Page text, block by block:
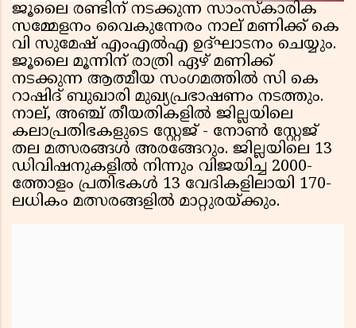
ജൂലൈ രണ്ടിന് നടക്കുന്ന സാംസ്കാരിക
സമ്മേളനം വൈകുന്നേരം നാല് മണിക്ക് കെ
വി സുമേഷ് എംഎൽഎ ഉദ്ഘാടനം ചെയ്യും.
ജൂലൈ മൂന്നിന് രാത്രി ഏഴ് മണിക്ക്
നടക്കുന്ന ആത്മീയ സംഗമത്തിൽ സി കെ
റാഷിദ് ബുഖാരി മുഖ്യപ്രഭാഷണം നടത്തും.
നാല്, അഞ്ച് തീയതികളിൽ ജില്ലയിലെ
കലാപ്രതിഭകളുടെ സ്റ്റേജ് - നോൺ സ്റ്റേജ്
തല മത്സരങ്ങൾ അരങ്ങേറും. ജില്ലയിലെ 13
ഡിവിഷനുകളിൽ നിന്നും വിജയിച്ച 2000-
ത്തോളം പ്രതിഭകൾ 13 വേദികളിലായി 170-
ലധികം മത്സരങ്ങളിൽ മാറ്റുരയ്ക്കും.